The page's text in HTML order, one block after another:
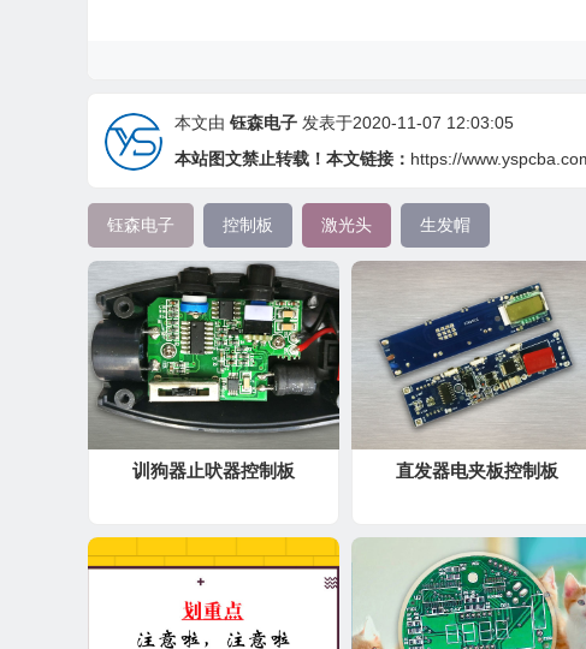
本文由 钰森电子 发表于2020-11-07 12:03:05
本站图文禁止转载！本文链接： https://
钰森电子 控制板 激光头 生发帽
训狗器止吠器控制板 直发器电夹板控制板